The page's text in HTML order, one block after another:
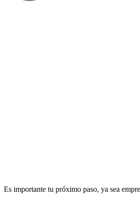
Es importante tu próximo paso, ya sea